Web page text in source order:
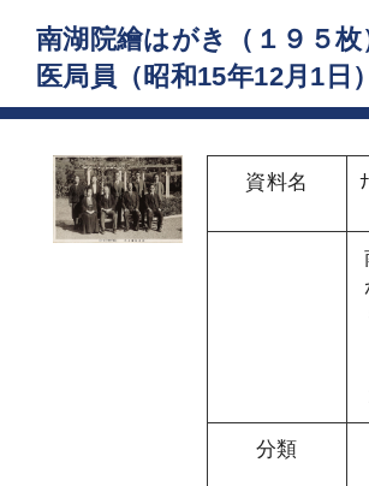
南湖院繪はがき（１９５枚
医局員（昭和15年12月1日）
資料名
分類